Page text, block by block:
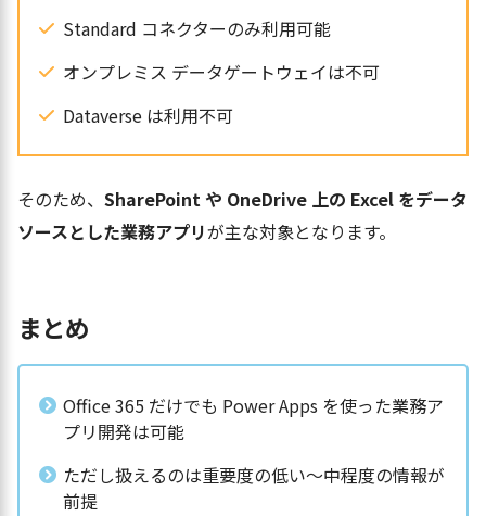
Standard コネクターのみ利用可能
オンプレミス データゲートウェイは不可
Dataverse は利用不可
そのため、 SharePoint や OneDrive 上の Excel をデータ
ソースとした業務アプリが主な対象となります。
まとめ
Office 365 だけでも Power Apps を使った業務ア
プリ開発は可能
ただし扱えるのは重要度の低い～中程度の情報が
前提